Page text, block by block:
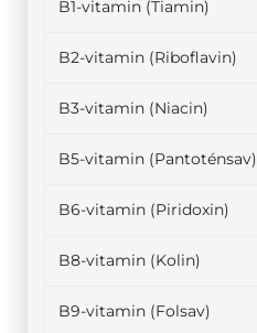
B1-vitamin (Tiamin)
B2-vitamin (Riboflavin)
B3-vitamin (Niacin)
B5-vitamin (Pantoténsav)
B6-vitamin (Piridoxin)
B8-vitamin (Kolin)
B9-vitamin (Folsav)